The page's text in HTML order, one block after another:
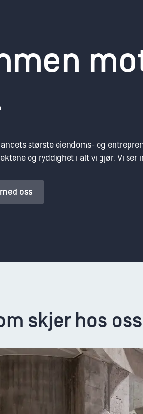
største eiendoms- og
og ryddighet i alt vi gjør. Vi ser
oss
skjer hos oss